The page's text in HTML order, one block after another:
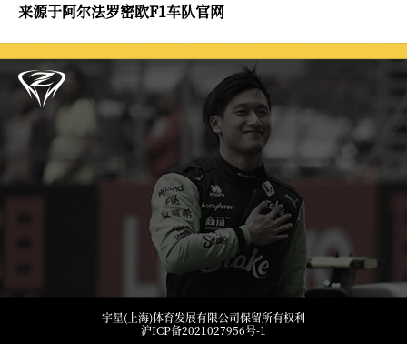
来源于阿尔法罗密欧F1车队官网
宇星(上海)体育发展有限公司保留所有权利
沪ICP备2021027956号-1